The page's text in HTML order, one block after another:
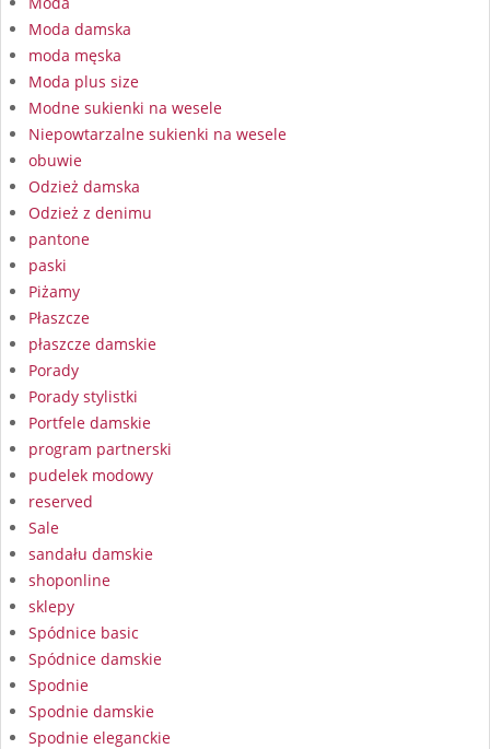
Moda damska
moda męska
Moda plus size
Modne sukienki na wesele
Niepowtarzalne sukienki na wesele
obuwie
Odzież damska
Odzież z denimu
pantone
paski
Piżamy
Płaszcze
płaszcze damskie
Porady
Porady stylistki
Portfele damskie
program partnerski
pudelek modowy
reserved
Sale
sandału damskie
shoponline
sklepy
Spódnice basic
Spódnice damskie
Spodnie
Spodnie damskie
Spodnie eleganckie